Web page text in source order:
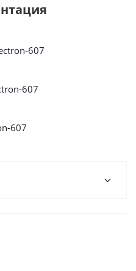
607
607
607